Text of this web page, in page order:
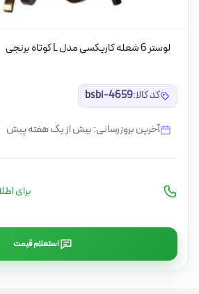
لوستر 6 شعله کاریکسی مدل L کوتاه برنجی
کد کالا:bsbi-4659
آخرین بروزرسانی: بیش از یک هفته پیش
برای
استعلام قیمت